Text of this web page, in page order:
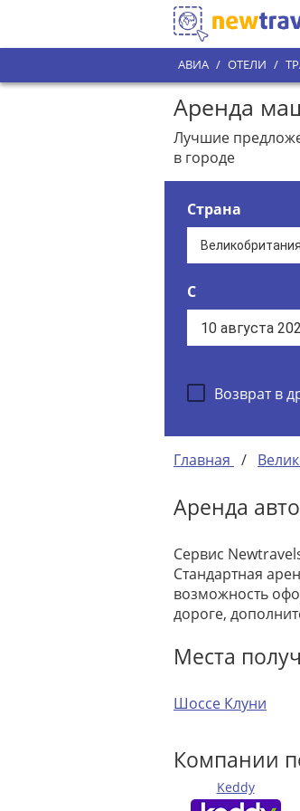
АВИА / ОТЕЛИ /
Аренда
Лучшие
в городе
Страна
С
Возврат в
Главная /
Аренда
Сервис
Стандартная
возможность
дороге,
Места
Шоссе Клуни
Компании
Keddy